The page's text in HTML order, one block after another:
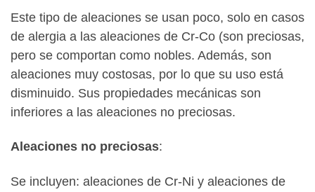
Este tipo de aleaciones se usan poco, solo en casos
de alergia a las aleaciones de Cr-Co (son preciosas,
pero se comportan como nobles. Además, son
aleaciones muy costosas, por lo que su uso está
disminuido. Sus propiedades mecánicas son
inferiores a las aleaciones no preciosas.
Aleaciones no preciosas:
Se incluyen: aleaciones de Cr-Ni y aleaciones de